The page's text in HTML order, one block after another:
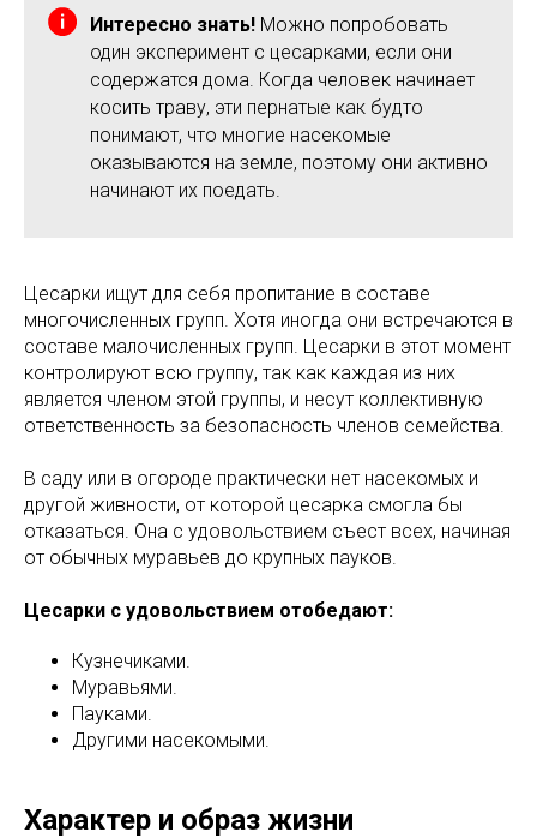
Интересно знать! Можно попробовать
один эксперимент с цесарками, если они
содержатся дома. Когда человек начинает
косить траву, эти пернатые как будто
понимают, что многие насекомые
оказываются на земле, поэтому они активно
начинают их поедать.
Цесарки ищут для себя пропитание в составе
многочисленных групп. Хотя иногда они встречаются в
составе малочисленных групп. Цесарки в этот момент
контролируют всю группу, так как каждая из них
является членом этой группы, и несут коллективную
ответственность за безопасность членов семейства.
В саду или в огороде практически нет насекомых и
другой живности, от которой цесарка смогла бы
отказаться. Она с удовольствием съест всех, начиная
от обычных муравьев до крупных пауков.
Цесарки с удовольствием отобедают:
Кузнечиками.
Муравьями.
Пауками.
Другими насекомыми.
Характер и образ жизни